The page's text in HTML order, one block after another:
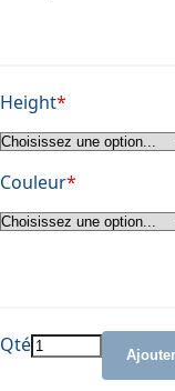
Height
Couleur
Qté